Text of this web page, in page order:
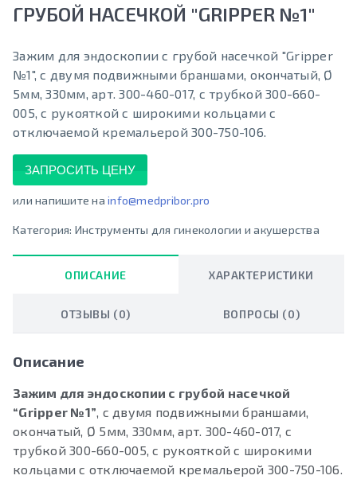
ГРУБОЙ НАСЕЧКОЙ "GRIPPER №1"
Зажим для эндоскопии с грубой насечкой "Gripper
№1", с двумя подвижными браншами, окончатый, Ø
5мм, 330мм, арт. 300-460-017, с трубкой 300-660-
005, с рукояткой с широкими кольцами с
отключаемой кремальерой 300-750-106.
ЗАПРОСИТЬ ЦЕНУ
или напишите на info@medpribor.pro
Категория: Инструменты для гинекологии и акушерства
ОПИСАНИЕ ХАРАКТЕРИСТИКИ
ОТЗЫВЫ (0) ВОПРОСЫ (0)
Описание
Зажим для эндоскопии с грубой насечкой
“Gripper №1”, с двумя подвижными браншами,
окончатый, Ø 5мм, 330мм, арт. 300-460-017, с
трубкой 300-660-005, с рукояткой с широкими
кольцами с отключаемой кремальерой 300-750-106.